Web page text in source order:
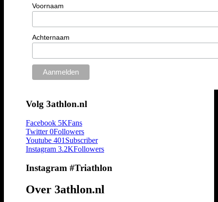
Voornaam
Achternaam
Volg 3athlon.nl
Facebook 5KFans
Twitter 0Followers
Youtube 401 Subscriber
Instagram 3.2KFollowers
Instagram #Triathlon
Over 3athlon.nl